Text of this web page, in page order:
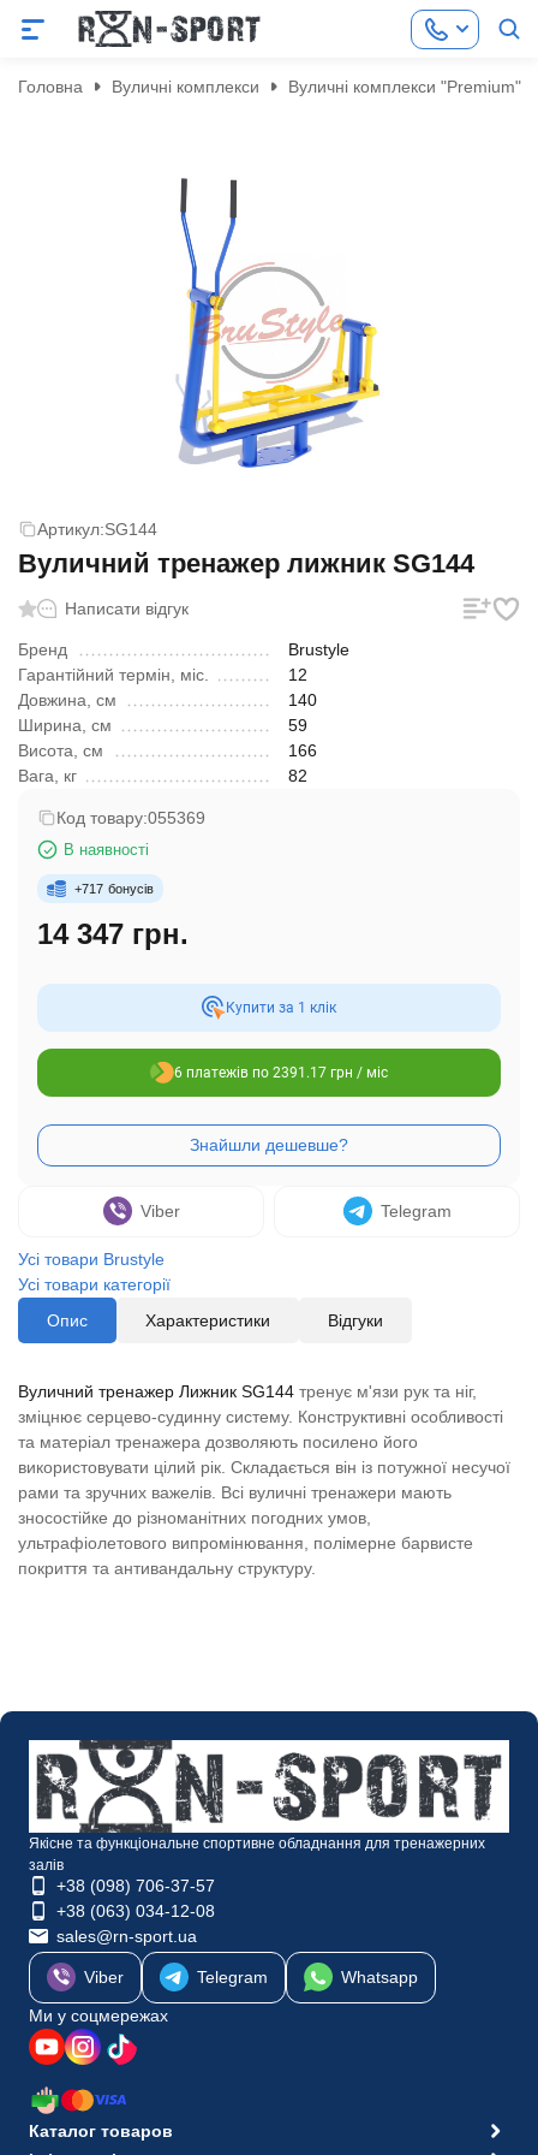
Головна Вуличні комплекси Вуличні комплекси "Premium"
Артикул:SG144
Вуличний тренажер лижник SG144
Написати відгук
Бренд
Brustyle
Гарантійний термін, міс.
12
Довжина, см
140
Ширина, см
59
Висота, см
166
Вага, кг
82
Код товару:055369
В наявності
+717 бонусів
14 347 грн.
Купити за 1 клiк
6 платежів по 2391.17 грн / міс
Viber Telegram
Усі товари Brustyle
Усі товари категорії
Опис
Характеристики Відгуки
Вуличний тренажер Лижник SG144 тренує м'язи рук та ніг,
зміцнює серцево-судинну систему. Конструктивні особливості
та матеріал тренажера дозволяють посилено його
використовувати цілий рік. Складається він із потужної несучої
рами та зручних важелів. Всі вуличні тренажери мають
зносостійке до різноманітних погодних умов,
ультрафіолетового випромінювання, полімерне барвисте
покриття та антивандальну структуру.
Якісне та функціональне спортивне обладнання для тренажерних
залів
+38 (098) 706-37-57
+38 (063) 034-12-08
sales@rn-sport.ua
Viber Telegram
Whatsapp
Ми у соцмережах
Каталог товаров